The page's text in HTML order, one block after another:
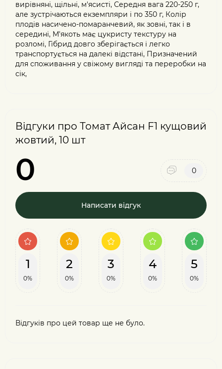
вирівняні, щільні, м'ясисті, Середня вага 220-250 г,
але зустрічаються екземпляри і по 350 г, Колір
плодів насичено-помаранчевий, як зовні, так і в
середині, М'якоть має цукристу текстуру на
розломі, Гібрид довго зберігається і легко
транспортується на далекі відстані, Призначений
для споживання у свіжому вигляді та переробки на
сік,
Відгуки про Томат Айсан F1 кущовий
жовтий, 10 шт
0 0
Написати відгук
1
0%
2
0%
3
0%
4
0%
5
0%
Відгуків про цей товар ще не було.